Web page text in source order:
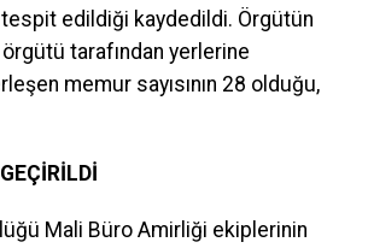
tespit edildiği kaydedildi. Örgütün
tarafından yerlerine
memur sayısının 28 olduğu,
Mali Büro Amirliği ekiplerinin